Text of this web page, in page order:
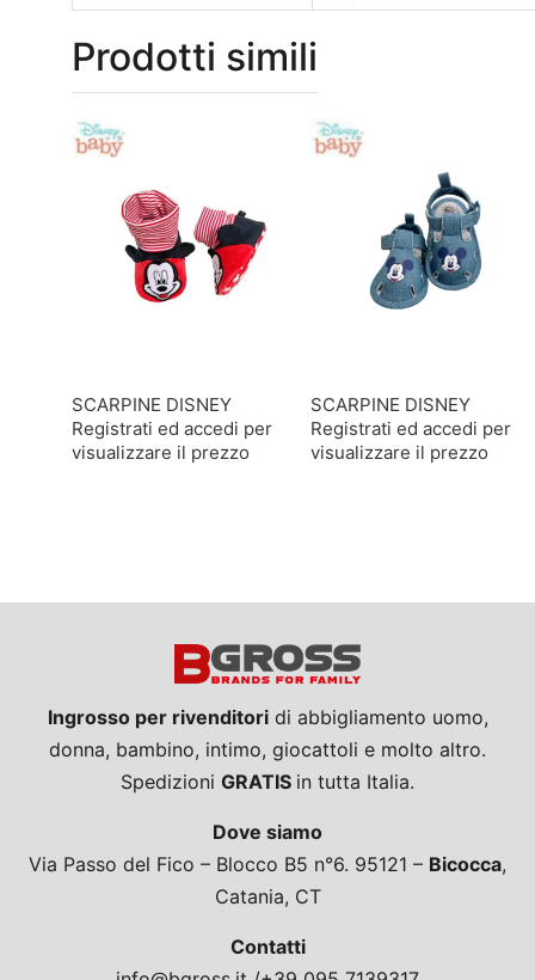
Prodotti simili
SCARPINE DISNEY
Registrati ed accedi per
visualizzare il prezzo
SCARPINE DISNEY
Registrati ed accedi per
visualizzare il prezzo
Ingrosso per rivenditoridi abbigliamento uomo,
donna, bambino, intimo, giocattoli e molto altro.
Spedizioni GRATIS in tutta Italia.
Dove siamo
Via Passo del Fico – Blocco B5 n°6. 95121 – Bicocca,
Catania, CT
Contatti